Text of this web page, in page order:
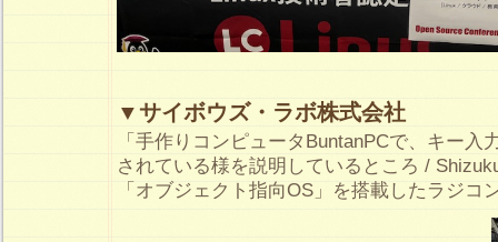
▼サイボウズ・ラボ株式会社
「手作りコンピュータBuntanPCで、キー入
されている様を説明しているところ /
「オブジェクト指向OS」を搭載したラジコ